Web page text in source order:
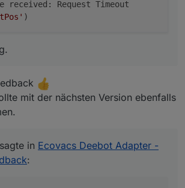
received: Request Timeout
)
mit der nächsten Version ebenfalls
sagte in Ecovacs Deebot Adapter -
: